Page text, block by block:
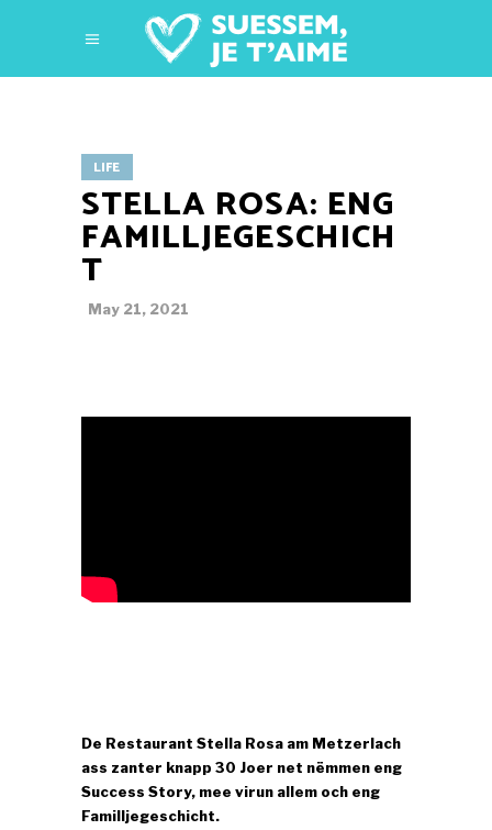
LIFE
STELLA ROSA: ENG
FAMILLJEGESCHICH
T
May 21, 2021
De Restaurant Stella Rosa am Metzerlach
ass zanter knapp 30 Joer net nëmmen eng
Success Story, mee virun allem och eng
Familljegeschicht.